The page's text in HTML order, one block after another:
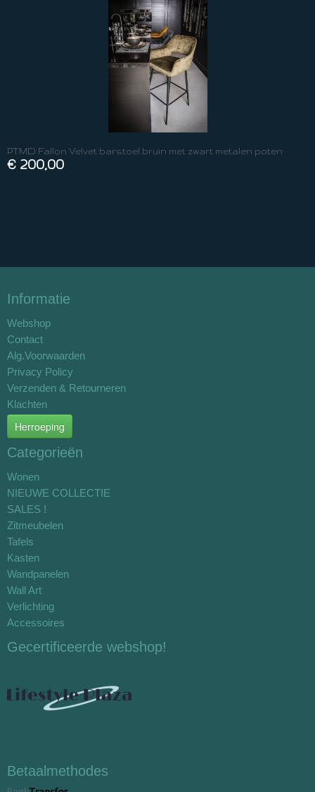
PTMD Fallon Velvet barstoel bruin met zwart metalen poten
€ 200,00
Informatie
Webshop
Contact
Alg.Voorwaarden
Privacy Policy
Verzenden & Retourneren
Klachten
Herroeping
Categorieën
Wonen
NIEUWE COLLECTIE
SALES !
Zitmeubelen
Tafels
Kasten
Wandpanelen
Wall Art
Verlichting
Accessoires
Gecertificeerde webshop!
Betaalmethodes